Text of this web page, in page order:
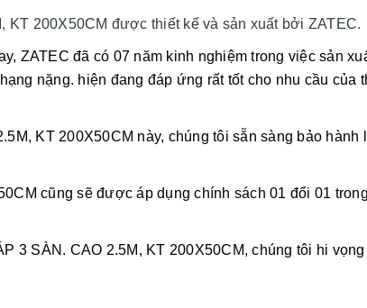
KT 200X50CM được thiết kế và sản xuất bởi ZATEC.
ZATEC đã có 07 năm kinh nghiệm trong việc sản
nặng. hiện đang đáp ứng rất tốt cho nhu cầu
KT 200X50CM này, chúng tôi sẵn sàng bảo
cũng sẽ được áp dụng chính sách 01 đổi 01
3 SÀN. CAO 2.5M, KT 200X50CM, chúng tôi hi